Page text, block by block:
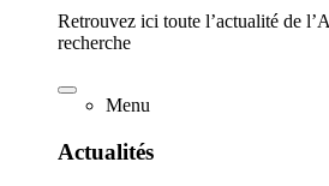
Retrouvez ici toute l’actualité de
recherche
Menu
Actualités